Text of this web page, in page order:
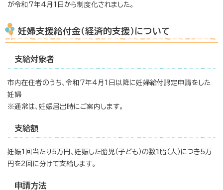
が令和7年4月1日から制度化されました。
妊婦支援給付金（経済的支援）について
支給対象者
市内在住者のうち、令和7年4月1日以降に妊婦給付認定申請をした
妊婦
※通常は、妊娠届出時にご案内します。
支給額
妊娠1回当たり5万円、妊娠した胎児（子ども）の数1胎（人）につき5万
円を2回に分けて支給します。
申請方法